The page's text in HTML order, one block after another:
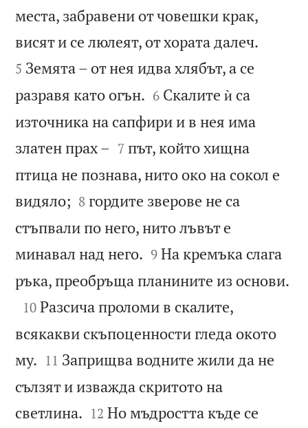
места, забравени от човешки крак,
висят и се люлеят, от хората далеч.
5 Земята – от нея идва хлябът, а се
разравя като огън. 

6 Скалите ѝ са
източника на сапфири и в нея има
златен прах – 

7 път, който хищна
птица не познава, нито око на сокол е
видяло; 

8 гордите зверове не са
стъпвали по него, нито лъвът е
минавал над него. 

9 На кремъка слага
ръка, преобръща планините из основи.

10 Разсича проломи в скалите,
всякакви скъпоценности гледа окото
му. 

11 Заприщва водните жили да не
сълзят и изважда скритото на
светлина. 

12 Но мъдростта къде се